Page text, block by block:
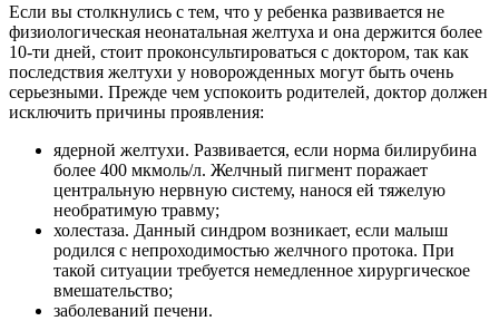
Если вы столкнулись с тем, что у ребенка развивается не
физиологическая неонатальная желтуха и она держится более
10-ти дней, стоит проконсультироваться с доктором, так как
последствия желтухи у новорожденных могут быть очень
серьезными. Прежде чем успокоить родителей, доктор должен
исключить причины проявления:
ядерной желтухи. Развивается, если норма билирубина
более 400 мкмоль/л. Желчный пигмент поражает
центральную нервную систему, нанося ей тяжелую
необратимую травму;
холестаза. Данный синдром возникает, если малыш
родился с непроходимостью желчного протока. При
такой ситуации требуется немедленное хирургическое
вмешательство;
заболеваний печени.